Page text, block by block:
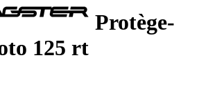
Protège-
125 rt